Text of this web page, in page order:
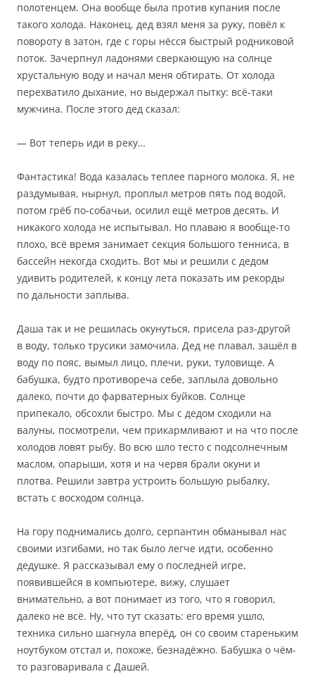
полотенцем. Она вообще была против купания после
такого холода. Наконец, дед взял меня за руку, повёл к
повороту в затон, где с горы нёсся быстрый родниковой
поток. Зачерпнул ладонями сверкающую на солнце
хрустальную воду и начал меня обтирать. От холода
перехватило дыхание, но выдержал пытку: всё-таки
мужчина. После этого дед сказал:
— Вот теперь иди в реку…
Фантастика! Вода казалась теплее парного молока. Я, не
раздумывая, нырнул, проплыл метров пять под водой,
потом грёб по-собачьи, осилил ещё метров десять. И
никакого холода не испытывал. Но плаваю я вообще-то
плохо, всё время занимает секция большого тенниса, в
бассейн некогда сходить. Вот мы и решили с дедом
удивить родителей, к концу лета показать им рекорды
по дальности заплыва.
Даша так и не решилась окунуться, присела раз-другой
в воду, только трусики замочила. Дед не плавал, зашёл в
воду по пояс, вымыл лицо, плечи, руки, туловище. А
бабушка, будто противореча себе, заплыла довольно
далеко, почти до фарватерных буйков. Солнце
припекало, обсохли быстро. Мы с дедом сходили на
валуны, посмотрели, чем прикармливают и на что после
холодов ловят рыбу. Во всю шло тесто с подсолнечным
маслом, опарыши, хотя и на червя брали окуни и
плотва. Решили завтра устроить большую рыбалку,
встать с восходом солнца.
На гору поднимались долго, серпантин обманывал нас
своими изгибами, но так было легче идти, особенно
дедушке. Я рассказывал ему о последней игре,
появившейся в компьютере, вижу, слушает
внимательно, а вот понимает из того, что я говорил,
далеко не всё. Ну, что тут сказать: его время ушло,
техника сильно шагнула вперёд, он со своим стареньким
ноутбуком отстал и, похоже, безнадёжно. Бабушка о чём-
то разговаривала с Дашей.